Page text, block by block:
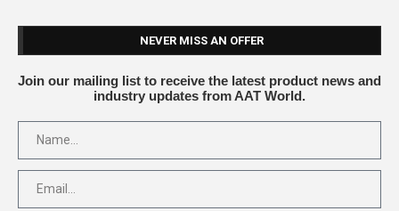
NEVER MISS AN OFFER
Join our mailing list to receive the latest product news and
industry updates from AAT World.